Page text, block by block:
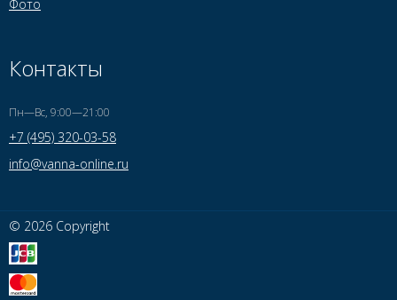
Фото
Контакты
Пн—Вс, 9:00—21:00
+7 (495) 320-03-58
info@vanna-online.ru
© 2026 Copyright